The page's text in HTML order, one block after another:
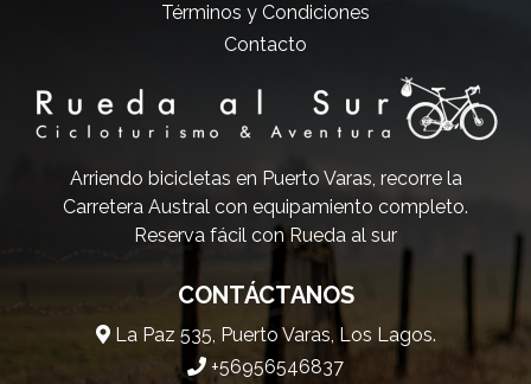
Términos y Condiciones
Contacto
Arriendo bicicletas en Puerto Varas, recorre la
Carretera Austral con equipamiento completo.
Reserva fácil con Rueda al sur
CONTÁCTANOS
La Paz 535, Puerto Varas, Los Lagos.
+56956546837